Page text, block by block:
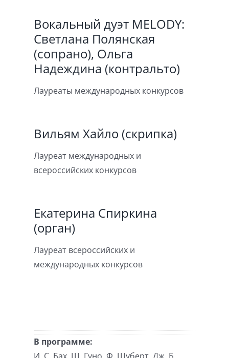
Вокальный дуэт MELODY:
Светлана Полянская
(сопрано), Ольга
Надеждина (контральто)
Лауреаты международных конкурсов
Вильям Хайло (скрипка)
Лауреат международных и
всероссийских конкурсов
Екатерина Спиркина
(орган)
Лауреат всероссийских и
международных конкурсов
В программе: